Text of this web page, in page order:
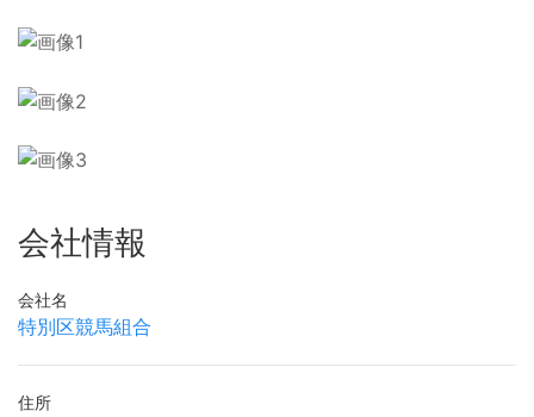
会社情報
会社名
特別区競馬組合
住所